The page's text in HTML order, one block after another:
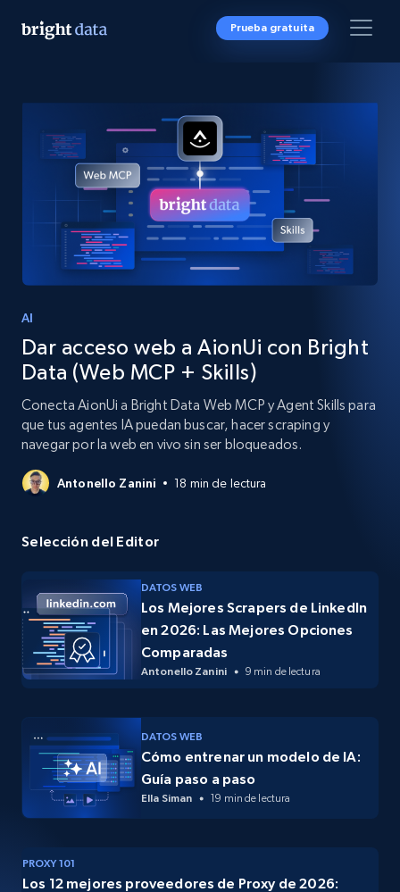
Prueba gratuita
AI
Dar acceso web a AionUi con Bright
Data (Web MCP + Skills)
Conecta AionUi a Bright Data Web MCP y Agent Skills para
que tus agentes IA puedan buscar, hacer scraping y
navegar por la web en vivo sin ser bloqueados.
Antonello Zanini 18 min de lectura
Selección del Editor
DATOS WEB
Los Mejores Scrapers de LinkedIn
en 2026: Las Mejores Opciones
Comparadas
Antonello Zanini 9 min de lectura
DATOS WEB
Cómo entrenar un modelo de IA:
Guía paso a paso
Ella Siman 19 min de lectura
PROXY 101
Los 12 mejores proveedores de Proxy de 2026: